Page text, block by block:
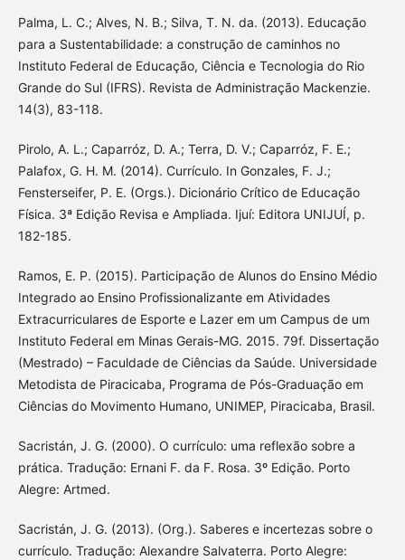
Palma, L. C.; Alves, N. B.; Silva, T. N. da. (2013). Educação
para a Sustentabilidade: a construção de caminhos no
Instituto Federal de Educação, Ciência e Tecnologia do Rio
Grande do Sul (IFRS). Revista de Administração Mackenzie.
14(3), 83-118.
Pirolo, A. L.; Caparróz, D. A.; Terra, D. V.; Caparróz, F. E.;
Palafox, G. H. M. (2014). Currículo. In Gonzales, F. J.;
Fensterseifer, P. E. (Orgs.). Dicionário Crítico de Educação
Física. 3ª Edição Revisa e Ampliada. Ijuí: Editora UNIJUÍ, p.
182-185.
Ramos, E. P. (2015). Participação de Alunos do Ensino Médio
Integrado ao Ensino Profissionalizante em Atividades
Extracurriculares de Esporte e Lazer em um Campus de um
Instituto Federal em Minas Gerais-MG. 2015. 79f. Dissertação
(Mestrado) – Faculdade de Ciências da Saúde. Universidade
Metodista de Piracicaba, Programa de Pós-Graduação em
Ciências do Movimento Humano, UNIMEP, Piracicaba, Brasil.
Sacristán, J. G. (2000). O currículo: uma reflexão sobre a
prática. Tradução: Ernani F. da F. Rosa. 3º Edição. Porto
Alegre: Artmed.
Sacristán, J. G. (2013). (Org.). Saberes e incertezas sobre o
currículo. Tradução: Alexandre Salvaterra. Porto Alegre: